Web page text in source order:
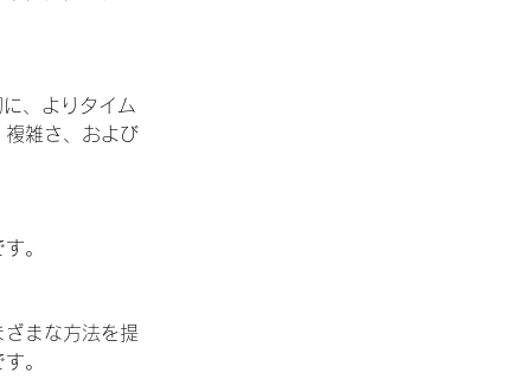
、よりタイム
複雑さ、および
。
まな方法を提
。